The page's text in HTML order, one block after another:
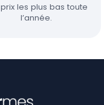
les plus bas toute
l’année.